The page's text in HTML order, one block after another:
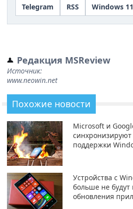
Telegram
RSS Windows 11
Редакция MSReview
Источник:
www.neowin.net
Похожие новости
Microsoft и
поддержки
Устройства с
больше не будут
обновления